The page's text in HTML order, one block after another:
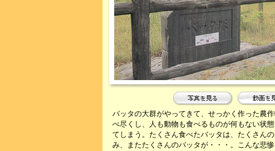
バッタの大群がやってきて、せっかく作った農
べ尽くし、人も動物も食べるものが何もない状
てしまう。たくさん食べたバッタは、たくさん
み、またたくさんのバッタが・・・。こんな悲